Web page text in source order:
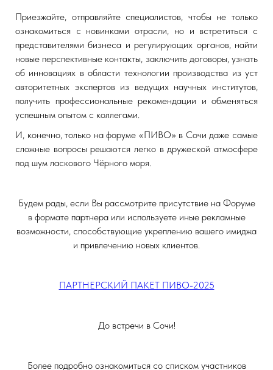
Приезжайте, отправляйте специалистов, чтобы не только
ознакомиться с новинками отрасли, но и встретиться с
представителями бизнеса и регулирующих органов, найти
новые перспективные контакты, заключить договоры, узнать
об инновациях в области технологии производства из уст
авторитетных экспертов из ведущих научных институтов,
получить профессиональные рекомендации и обменяться
успешным опытом с коллегами.
И, конечно, только на форуме «ПИВО» в Сочи даже самые
сложные вопросы решаются легко в дружеской атмосфере
под шум ласкового Чёрного моря.
Будем рады, если Вы рассмотрите присутствие на Форуме
в формате партнера или используете иные рекламные
возможности, способствующие укреплению вашего имиджа
и привлечению новых клиентов.
ПАРТНЕРСКИЙ ПАКЕТ ПИВО-2025
До встречи в Сочи!
Более подробно ознакомиться со списком участников